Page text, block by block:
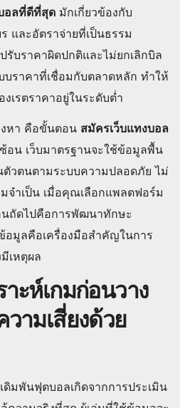
อลที่ดีที่สุด มักเกี่ยวข้องกับ
และอัตราจ่ายที่เป็นธรรม
บราคาผิดปกติและไม่ยกเลิกบิล
บราคาที่เชื่อมกับตลาดหลัก ทำให้
เรตราคาอยู่ในระดับต่ำ
งหา คือขั้นตอน สมัครเว็บแทงบอล
อน เว็บมาตรฐานจะใช้ข้อมูลพื้น
วตนตามระบบความปลอดภัย ไม่
มจำเป็น เมื่อคุณเลือกแพลตฟอร์ม
ถัดไปคือการพัฒนาทักษะ
อมูลคือเครื่องมือสำคัญในการ
เหตุผล
ะห์เกมก่อนวาง
ามเสี่ยงด้วย
ดิมพันฟุตบอลเกิดจากการประเมิน